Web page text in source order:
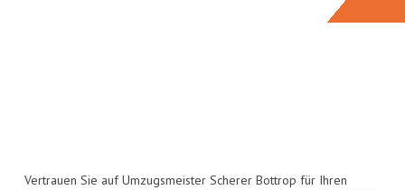
Vertrauen Sie auf Umzugsmeister Scherer Bottrop für Ihren